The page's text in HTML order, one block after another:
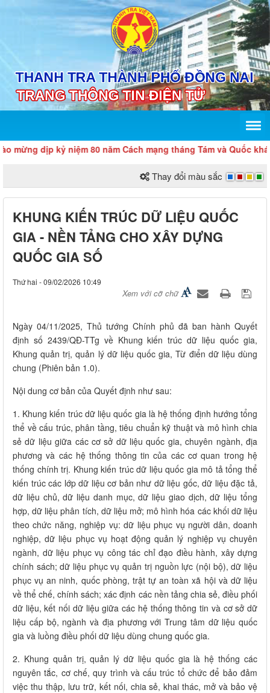
dịp kỷ niệm 80 năm Cách mạng tháng Tám và Quốc khánh
Thay đổi màu sắc
KHUNG KIẾN TRÚC DỮ LIỆU QUỐC
GIA - NỀN TẢNG CHO XÂY DỰNG
QUỐC GIA SỐ
Thứ hai - 09/02/2026 10:49
Xem với cỡ chữ
Ngày 04/11/2025, Thủ tướng Chính phủ đã ban hành Quyết
định số 2439/QĐ-TTg về Khung kiến trúc dữ liệu quốc gia,
Khung quản trị, quản lý dữ liệu quốc gia, Từ điển dữ liệu dùng
chung (Phiên bản 1.0).
Nội dung cơ bản của Quyết định như sau:
1. Khung kiến trúc dữ liệu quốc gia là hệ thống định hướng tổng
thể về cấu trúc, phân tầng, tiêu chuẩn kỹ thuật và mô hình chia
sẻ dữ liệu giữa các cơ sở dữ liệu quốc gia, chuyên ngành, địa
phương và các hệ thống thông tin của các cơ quan trong hệ
thống chính trị. Khung kiến trúc dữ liệu quốc gia mô tả tổng thể
kiến trúc các lớp dữ liệu cơ bản như dữ liệu gốc, dữ liệu đặc tả,
dữ liệu chủ, dữ liệu danh mục, dữ liệu giao dịch, dữ liệu tổng
hợp, dữ liệu phân tích, dữ liệu mở; mô hình hóa các khối dữ liệu
theo chức năng, nghiệp vụ: dữ liệu phục vụ người dân, doanh
nghiệp, dữ liệu phục vụ hoạt động quản lý nghiệp vụ chuyên
ngành, dữ liệu phục vụ công tác chỉ đạo điều hành, xây dựng
chính sách; dữ liệu phục vụ quản trị nguồn lực (nội bộ), dữ liệu
phục vụ an ninh, quốc phòng, trật tự an toàn xã hội và dữ liệu
về thể chế, chính sách; xác định các nền tảng chia sẻ, điều phối
dữ liệu, kết nối dữ liệu giữa các hệ thống thông tin và cơ sở dữ
liệu cấp bộ, ngành và địa phương với Trung tâm dữ liệu quốc
gia và luồng điều phối dữ liệu dùng chung quốc gia.
2. Khung quản trị, quản lý dữ liệu quốc gia là hệ thống các
nguyên tắc, cơ chế, quy trình và cấu trúc tổ chức để bảo đảm
việc thu thập, lưu trữ, kết nối, chia sẻ, khai thác, mở và bảo vệ